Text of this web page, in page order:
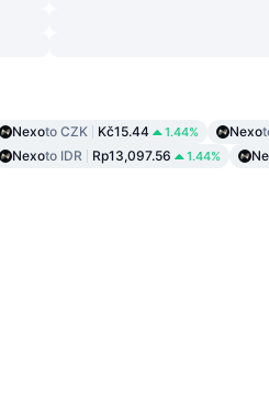
Nexoto CZK Kč15.44 1.44% Nexo
Nexoto IDR Rp13,097.56 1.44%